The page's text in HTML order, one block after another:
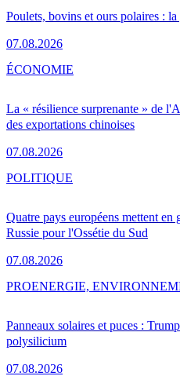
Poulets, bovins et ours polaires :
07.08.2026
La « résilience surprenante » de
des exportations chinoises
07.08.2026
ÉCONOMIE
Quatre pays européens mettent en
Russie pour l'Ossétie du Sud
07.08.2026
POLITIQUE
Panneaux solaires et puces :
polysilicium
07.08.2026
PROENERGIE,